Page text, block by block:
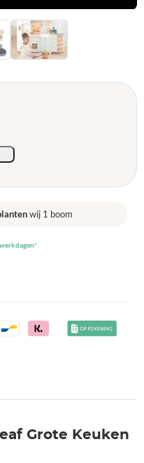
wij 1 boom
*
Grote Keuken